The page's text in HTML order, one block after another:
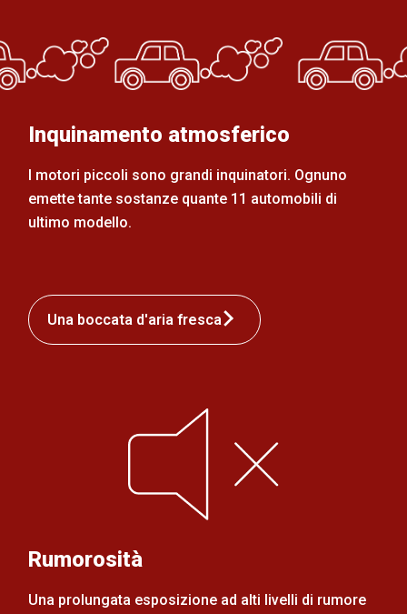
Inquinamento atmosferico
I motori piccoli sono grandi inquinatori. Ognuno
emette tante sostanze quante 11 automobili di
ultimo modello.
Una boccata d'aria fresca
Rumorosità
Una prolungata esposizione ad alti livelli di rumore